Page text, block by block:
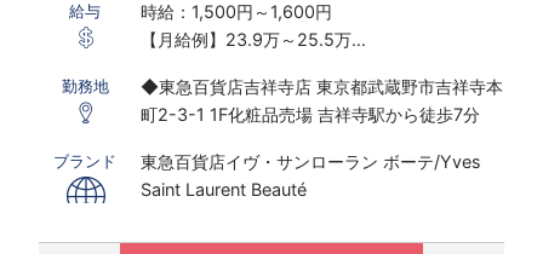
給与
時給：1,500円～1,600円
【月給例】23.9万～25.5万
※研修期間あり
※時給は能力経験により変動する可能性がござ
います
勤務地
◆東急百貨店吉祥寺店 東京都武蔵野市吉祥寺本
町2-3-1 1F化粧品売場 吉祥寺駅から徒歩7分
ブランド
東急百貨店イヴ・サンローラン ボーテ/Yves
Saint Laurent Beauté